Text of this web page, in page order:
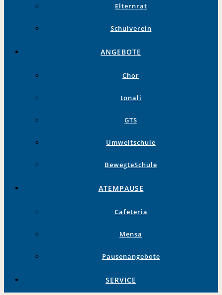
Elternrat
Schulverein
ANGEBOTE
Chor
tonali
GTS
Umweltschule
BewegteSchule
ATEMPAUSE
Cafeteria
Mensa
Pausenangebote
SERVICE